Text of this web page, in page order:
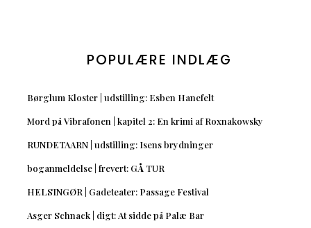
POPULÆRE INDLÆG
Børglum Kloster | udstilling: Esben Hanefelt
Mord på Vibrafonen | kapitel 2: En krimi af Roxnakowsky
RUNDETAARN | udstilling: Isens brydninger
boganmeldelse | frevert: GÅ TUR
HELSINGØR | Gadeteater: Passage Festival
Asger Schnack | digt: At sidde på Palæ Bar